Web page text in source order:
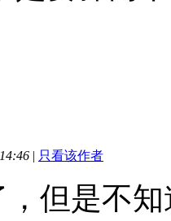
| 只看该作者
，但是不